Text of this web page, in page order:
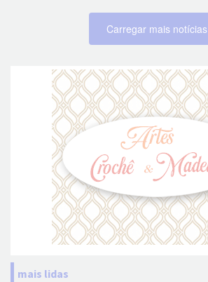
Carregar mais notícias
mais lidas